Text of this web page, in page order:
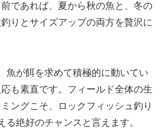
であれば、夏から秋の魚と、冬の
りとサイズアップの両方を贅沢に
魚が餌を求めて積極的に動いてい
も素直です。フィールド全体の生
ングこそ、ロックフィッシュ釣り
る絶好のチャンスと言えます。